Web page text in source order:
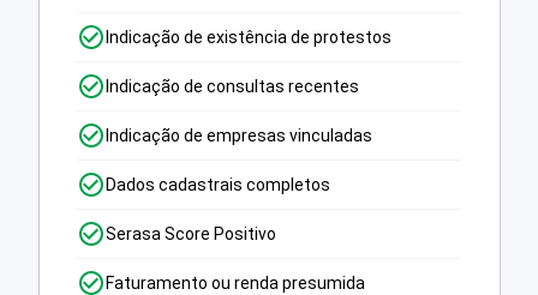
Indicação de existência de protestos
Indicação de consultas recentes
Indicação de empresas vinculadas
Dados cadastrais completos
Serasa Score Positivo
Faturamento ou renda presumida